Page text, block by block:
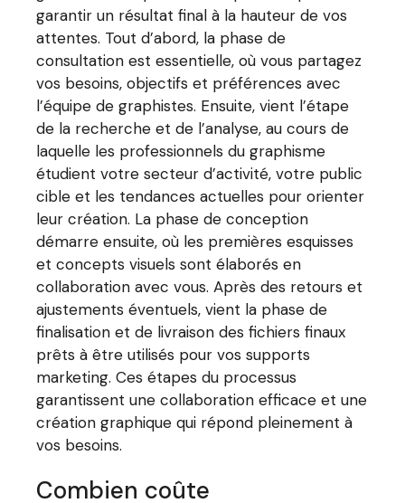
garantir un résultat final à la hauteur de vos
attentes. Tout d’abord, la phase de
consultation est essentielle, où vous partagez
vos besoins, objectifs et préférences avec
l’équipe de graphistes. Ensuite, vient l’étape
de la recherche et de l’analyse, au cours de
laquelle les professionnels du graphisme
étudient votre secteur d’activité, votre public
cible et les tendances actuelles pour orienter
leur création. La phase de conception
démarre ensuite, où les premières esquisses
et concepts visuels sont élaborés en
collaboration avec vous. Après des retours et
ajustements éventuels, vient la phase de
finalisation et de livraison des fichiers finaux
prêts à être utilisés pour vos supports
marketing. Ces étapes du processus
garantissent une collaboration efficace et une
création graphique qui répond pleinement à
vos besoins.
Combien coûte